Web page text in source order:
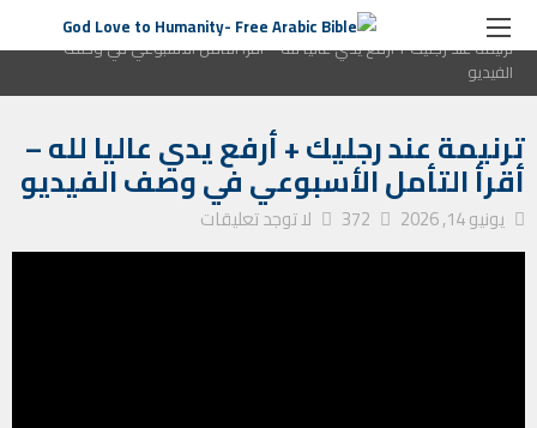
الصفحة الرئيسية
التأمل الأسبوعي
ترنيمة عند رجليك + أرفع يدي عاليا لله – أقرأ التأمل الأسبوعي في وصف
الفيديو
ترنيمة عند رجليك + أرفع يدي عاليا لله –
أقرأ التأمل الأسبوعي في وصف الفيديو
يونيو 14, 2026 372 لا توجد تعليقات